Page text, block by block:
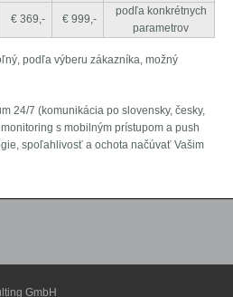
€ 369,- € 999,-
podľa konkrétnych
parametrov
podľa výberu zákazníka, možný
24/7 (komunikácia po slovensky, česky,
s mobilným prístupom a push
spoľahlivosť a ochota načúvať Vašim
GmbH